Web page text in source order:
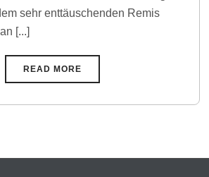
sehr enttäuschenden Remis
[...]
READ MORE